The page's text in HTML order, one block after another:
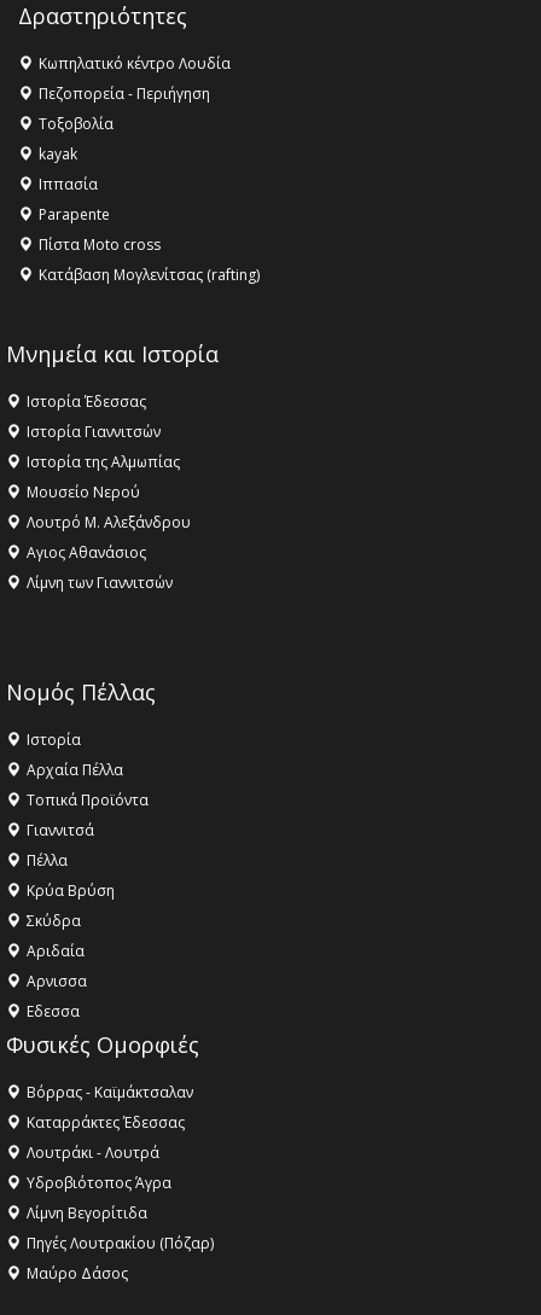
Δραστηριότητες
Κωπηλατικό κέντρο Λουδία
Πεζοπορεία - Περιήγηση
Τοξοβολία
kayak
Ιππασία
Parapente
Πίστα Moto cross
Κατάβαση Μογλενίτσας (rafting)
Μνημεία και Ιστορία
Ιστορία Έδεσσας
Ιστορία Γιαννιτσών
Ιστορία της Αλμωπίας
Μουσείο Νερού
Λουτρό Μ. Αλεξάνδρου
Αγιος Αθανάσιος
Λίμνη των Γιαννιτσών
Νομός Πέλλας
Ιστορία
Αρχαία Πέλλα
Τοπικά Προϊόντα
Γιαννιτσά
Πέλλα
Κρύα Βρύση
Σκύδρα
Αριδαία
Aρνισσα
Eδεσσα
Φυσικές Ομορφιές
Βόρρας - Καϊμάκτσαλαν
Καταρράκτες Έδεσσας
Λουτράκι - Λουτρά
Υδροβιότοπος Άγρα
Λίμνη Βεγορίτιδα
Πηγές Λουτρακίου (Πόζαρ)
Μαύρο Δάσος